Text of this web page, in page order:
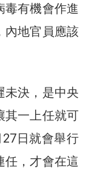
毒有機會作進
內地官員應該
未決，是中央
其一上任就可
日就會舉行
任，才會在這